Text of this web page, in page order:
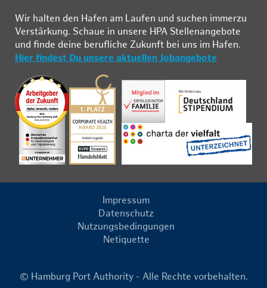
Wir hal­ten den Ha­fen am Lau­fen und su­chen im­mer­zu
Ver­stär­kung. Schau­e in un­se­re HPA Stel­len­an­ge­bo­te
und fin­de deine be­ruf­li­che Zu­kunft bei uns im Ha­fen.
Hier findest Du unsere aktuellen Jobangebote
Impressum
Datenschutz
Nutzungsbedingungen
Netiquette
© Hamburg Port Authority - Alle Rechte vorbehalten.